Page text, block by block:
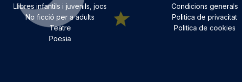
Llibres infantils i juvenils, jocs
No ficció per a adults
Teatre
Poesia
Condicions generals
Politica de privacitat
Politica de cookies